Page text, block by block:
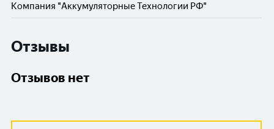
Компания "Аккумуляторные Технологии РФ"
Отзывы
Отзывов нет